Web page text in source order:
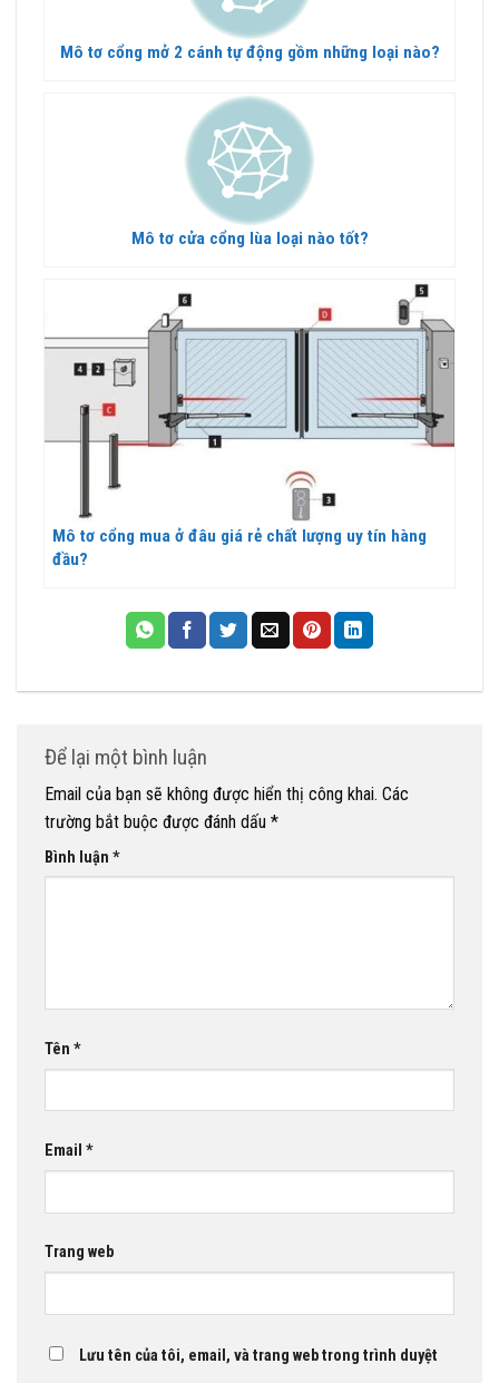
Mô tơ cổng mở 2 cánh tự động gồm những loại nào?
Mô tơ cửa cổng lùa loại nào tốt?
Mô tơ cổng mua ở đâu giá rẻ chất lượng uy tín hàng
đầu?
Để lại một bình luận
Email của bạn sẽ không được hiển thị công khai. Các
trường bắt buộc được đánh dấu *
Bình luận *
Tên *
Email *
Trang web
Lưu tên của tôi, email, và trang web trong trình duyệt